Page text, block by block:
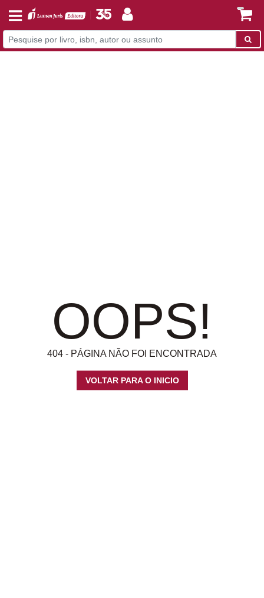
OOPS!
404 - PÁGINA NÃO FOI ENCONTRADA
VOLTAR PARA O INICIO